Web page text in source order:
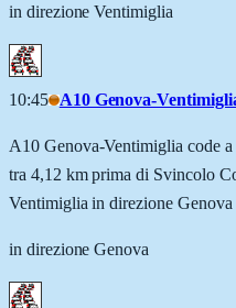
in direzione Ventimiglia
10:45 A10 Genova-
A10 Genova-Ventimiglia code
tra 4,12 km prima di Svincolo
Ventimiglia in direzione Genova
in direzione Genova